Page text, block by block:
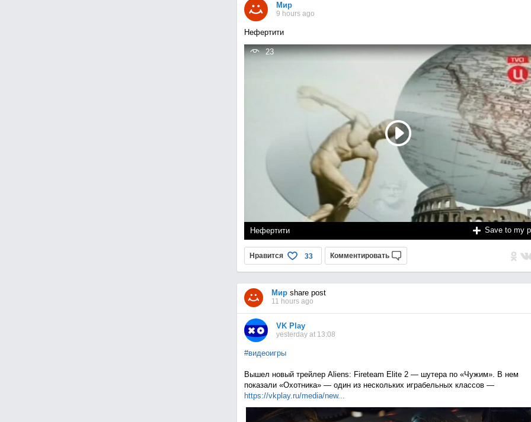
Мир
9 hours ago
Нефертити
23
Нефертити Save to my
Нравится 33 Комментировать
Мирshare post
11 hours ago
VK Play
yesterday at 13:08
#видеоигры
Вышел новый трейлер Aliens: Fireteam Elite 2 — шутера по «Чужим». В нем
показали «Охотника» — один из нескольких играбельных классов —
https://vkplay.ru/media/new...